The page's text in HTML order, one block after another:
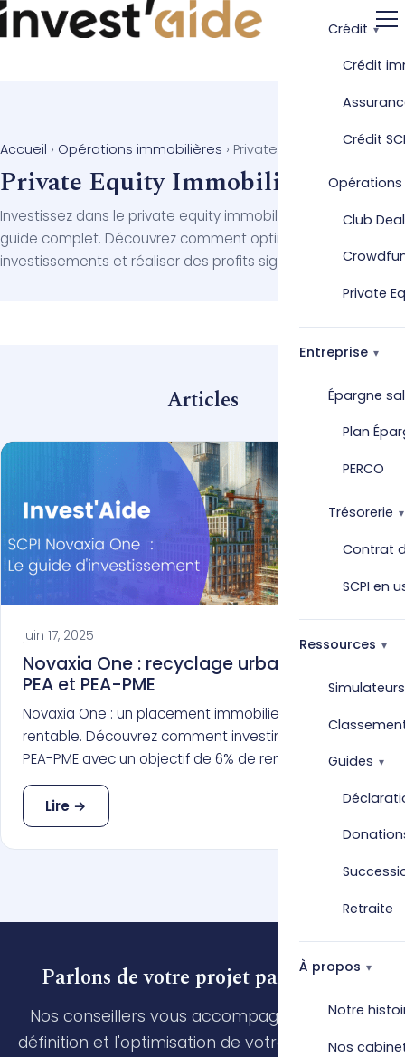
Crédit
Crédit
Crédit
Club Deal
Private
Entreprise
Épargne
Plan
PERCO
Trésorerie
Contrat
SCPI en
Ressources
Simulateurs
Guides
Retraite
À propos
Notre
Nos
Accueil › Opérations immobilières › Private Equity Immobilier
Private Equity Immobilier
Investissez dans le private equity immobilier avec notre
guide complet. Découvrez comment optimiser vos
investissements et réaliser des profits significatifs.
Articles
juin 17, 2025
Novaxia One : recyclage urbain, éligibilité
PEA et PEA-PME
Novaxia One : un placement immobilier durable et
rentable. Découvrez comment investir dans le PEA
PEA-PME avec un objectif de 6% de rendement.
Lire →
Parlons de votre projet patrimonial
Nos conseillers vous accompagnent dans la
définition et l'optimisation de votre stratégie, en